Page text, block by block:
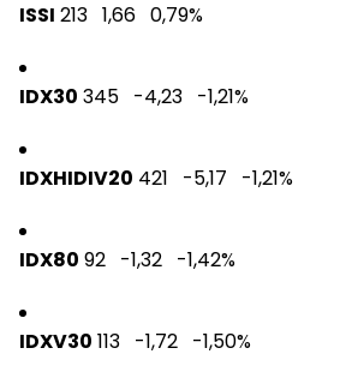
ISSI 213 1,66 0,79%
IDX30 345 -4,23 -1,21%
IDXHIDIV20 421 -5,17 -1,21%
IDX80 92 -1,32 -1,42%
IDXV30 113 -1,72 -1,50%